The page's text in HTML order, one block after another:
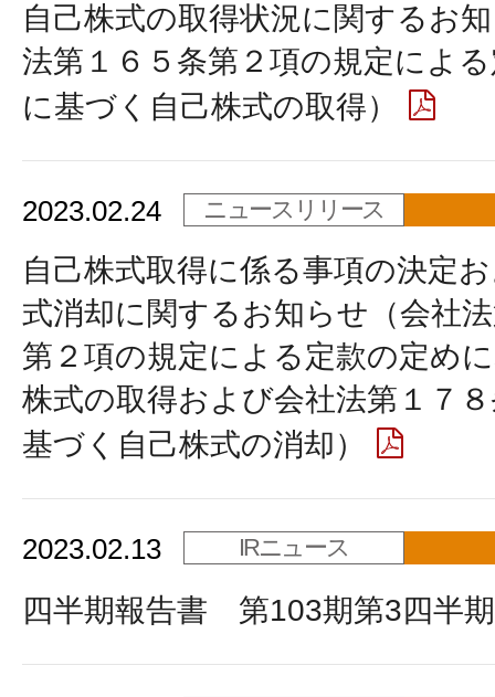
自己株式の取得状況に関するお
法第１６５条第２項の規定によ
に基づく自己株式の取得）
2023.02.24 ニュースリリース
自己株式取得に係る事項の決定
式消却に関するお知らせ（会社
第２項の規定による定款の定め
株式の取得および会社法第１７
基づく自己株式の消却）
2023.02.13 IRニュース
四半期報告書 第103期第3四半期